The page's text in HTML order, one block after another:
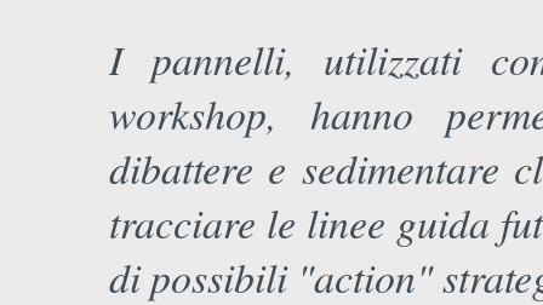
I pannelli, utilizzati
workshop, hanno
dibattere e sedimentare
tracciare le linee guida
di possibili "action"